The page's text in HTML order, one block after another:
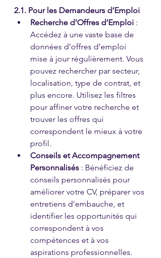
2.1. Pour les Demandeurs d’Emploi
Recherche d’Offres d’Emploi :
Accédez à une vaste base de
données d’offres d’emploi
mise à jour régulièrement. Vous
pouvez rechercher par secteur,
localisation, type de contrat, et
plus encore. Utilisez les filtres
pour affiner votre recherche et
trouver les offres qui
correspondent le mieux à votre
profil.
Conseils et Accompagnement
Personnalisés : Bénéficiez de
conseils personnalisés pour
améliorer votre CV, préparer vos
entretiens d’embauche, et
identifier les opportunités qui
correspondent à vos
compétences et à vos
aspirations professionnelles.